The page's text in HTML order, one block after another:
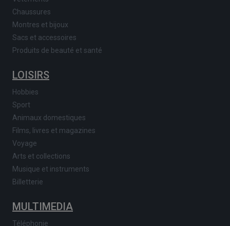
Chaussures
Montres et bijoux
Sacs et accessoires
Produits de beauté et santé
LOISIRS
Hobbies
Sport
Animaux domestiques
Films, livres et magazines
Voyage
Arts et collections
Musique et instruments
Billetterie
MULTIMEDIA
Téléphonie